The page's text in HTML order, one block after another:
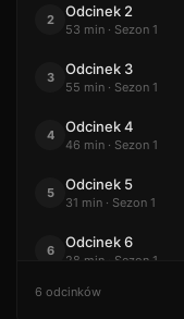
2 Odcinek 2
53 min · Sezon 1
3 Odcinek 3
55 min · Sezon 1
4 Odcinek 4
46 min · Sezon 1
5 Odcinek 5
31 min · Sezon 1
6 Odcinek 6
28 min · Sezon 1
6 odcinków